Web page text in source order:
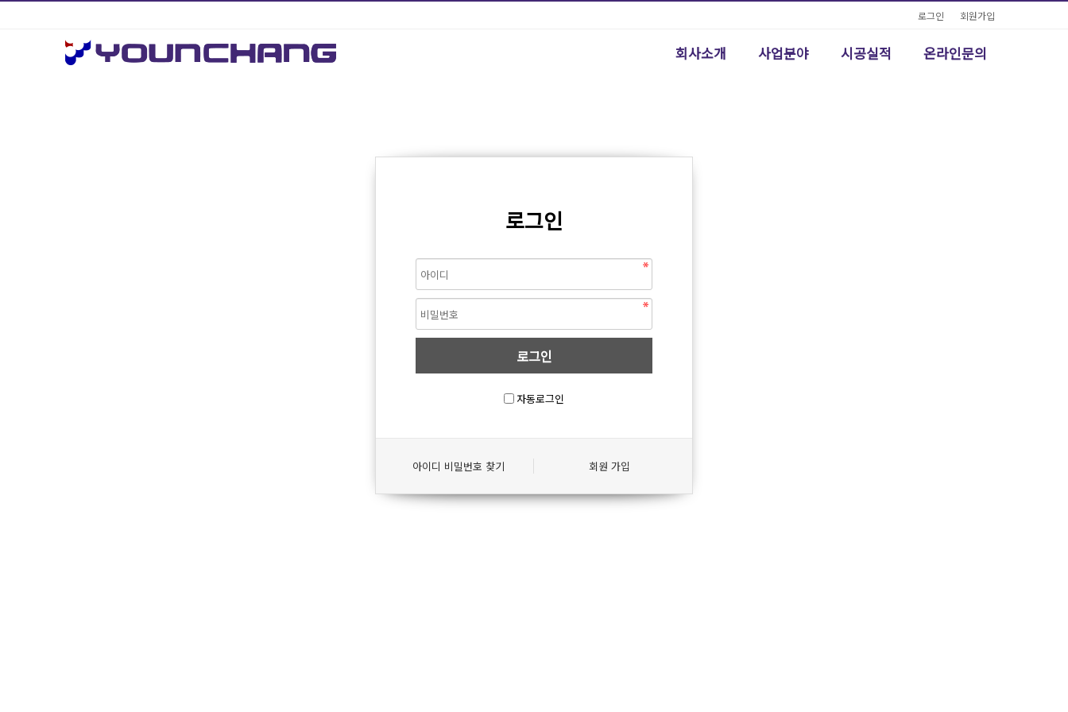
회원가입
로그인
회사소개 사업분야 시공실적 온라인문의
로그인
자동로그인
아이디 비밀번호 찾기 회원 가입